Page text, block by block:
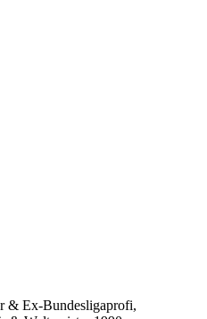
& Ex-Bundesligaprofi,